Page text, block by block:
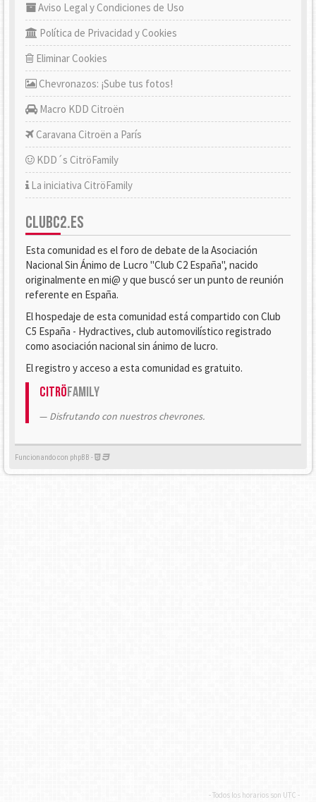
Aviso Legal y Condiciones de Uso
Política de Privacidad y Cookies
Eliminar Cookies
Chevronazos: ¡Sube tus fotos!
Macro KDD Citroën
Caravana Citroën a París
KDD´s CitröFamily
La iniciativa CitröFamily
CLUBC2.ES
Esta comunidad es el foro de debate de la Asociación
Nacional Sin Ánimo de Lucro "Club C2 España", nacido
originalmente en mi@ y que buscó ser un punto de reunión
referente en España.
El hospedaje de esta comunidad está compartido con Club
C5 España - Hydractives, club automovilístico registrado
como asociación nacional sin ánimo de lucro.
El registro y acceso a esta comunidad es gratuito.
CitröFamily
Disfrutando con nuestros chevrones.
Funcionando con phpBB -
- Todos los horarios son UTC -